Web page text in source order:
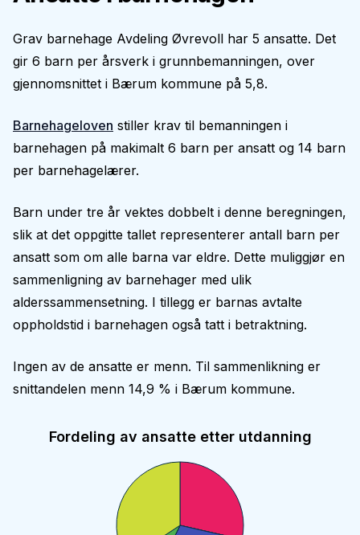
Grav barnehage Avdeling Øvrevoll har 5 ansatte. Det
gir 6 barn per årsverk i grunnbemanningen, over
gjennomsnittet i Bærum kommune på 5,8.
Barnehageloven stiller krav til bemanningen i
barnehagen på makimalt 6 barn per ansatt og 14 barn
per barnehagelærer.
Barn under tre år vektes dobbelt i denne beregningen,
slik at det oppgitte tallet representerer antall barn per
ansatt som om alle barna var eldre. Dette muliggjør en
sammenligning av barnehager med ulik
alderssammensetning. I tillegg er barnas avtalte
oppholdstid i barnehagen også tatt i betraktning.
Ingen av de ansatte er menn. Til sammenlikning er
snittandelen menn 14,9 % i Bærum kommune.
Fordeling av ansatte etter utdanning